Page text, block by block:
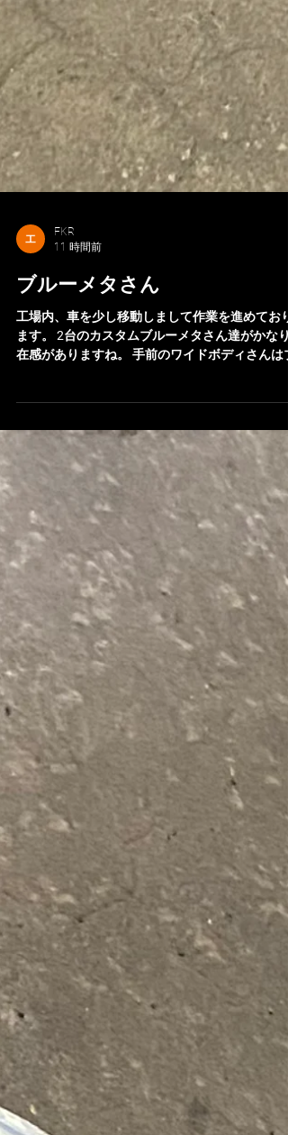
11 時間前
ブルーメタさん
ます。 2台のカスタムブルーメタさん達がかなり
リスターフェンダープ＋アーチフェンダーです
ピラーあたりからの角度は唯一無二です。車高も
決まりましてかなりの迫力^ ^ 奥側の固定ライト
んもFKRボディキットですのでワイドアンドロー
二台ともたまたまブルーメタですが、色味は実際
にはかなり異なります。どちらも良い雰囲気で
す！